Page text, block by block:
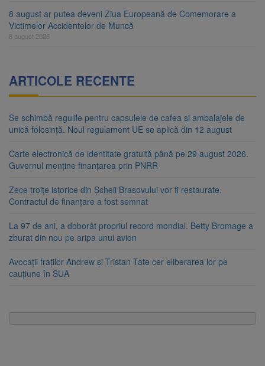
8 august ar putea deveni Ziua Europeană de Comemorare a
Victimelor Accidentelor de Muncă
8 august 2026
ARTICOLE RECENTE
Se schimbă regulile pentru capsulele de cafea și ambalajele de
unică folosință. Noul regulament UE se aplică din 12 august
Carte electronică de identitate gratuită până pe 29 august 2026.
Guvernul menține finanțarea prin PNRR
Zece troițe istorice din Șcheii Brașovului vor fi restaurate.
Contractul de finanțare a fost semnat
La 97 de ani, a doborât propriul record mondial. Betty Bromage a
zburat din nou pe aripa unui avion
Avocații fraților Andrew și Tristan Tate cer eliberarea lor pe
cauțiune în SUA